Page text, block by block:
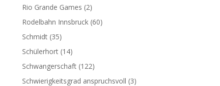
Rio Grande Games (2)
Rodelbahn Innsbruck(60)
Schmidt(35)
Schülerhort(14)
Schwangerschaft(122)
Schwierigkeitsgrad anspruchsvoll (3)